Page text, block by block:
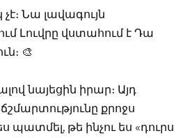
Նա լավագույն
Լուվրը վստահում է Դա
🎨
նայեցին իրար։ Այդ
քրոջս
պատմել, թե ինչու ես «դուրս